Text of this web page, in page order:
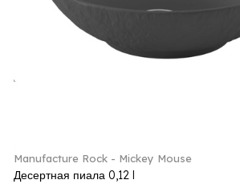
Manufacture Rock - Mickey Mouse
Десертная пиала 0,12 l